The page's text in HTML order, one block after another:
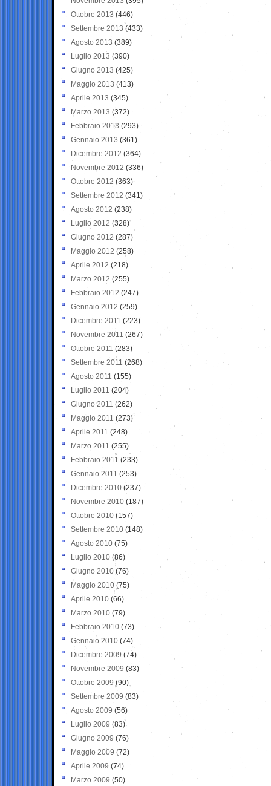
Ottobre 2013 (446)
Settembre 2013 (433)
Agosto 2013 (389)
Luglio 2013 (390)
Giugno 2013 (425)
Maggio 2013 (413)
Aprile 2013 (345)
Marzo 2013 (372)
Febbraio 2013 (293)
Gennaio 2013 (361)
Dicembre 2012 (364)
Novembre 2012 (336)
Ottobre 2012 (363)
Settembre 2012 (341)
Agosto 2012 (238)
Luglio 2012 (328)
Giugno 2012 (287)
Maggio 2012 (258)
Aprile 2012 (218)
Marzo 2012 (255)
Febbraio 2012 (247)
Gennaio 2012 (259)
Dicembre 2011 (223)
Novembre 2011 (267)
Ottobre 2011 (283)
Settembre 2011 (268)
Agosto 2011 (155)
Luglio 2011 (204)
Giugno 2011 (262)
Maggio 2011 (273)
Aprile 2011 (248)
Marzo 2011 (255)
Febbraio 2011 (233)
Gennaio 2011 (253)
Dicembre 2010 (237)
Novembre 2010 (187)
Ottobre 2010 (157)
Settembre 2010 (148)
Agosto 2010 (75)
Luglio 2010 (86)
Giugno 2010 (76)
Maggio 2010 (75)
Aprile 2010 (66)
Marzo 2010 (79)
Febbraio 2010 (73)
Gennaio 2010 (74)
Dicembre 2009 (74)
Novembre 2009 (83)
Ottobre 2009 (90)
Settembre 2009 (83)
Agosto 2009 (56)
Luglio 2009 (83)
Giugno 2009 (76)
Maggio 2009 (72)
Aprile 2009 (74)
Marzo 2009 (50)